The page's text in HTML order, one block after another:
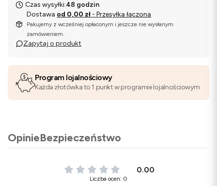
Czas wysyłki:48 godzin
Dostawa od 0,00 zł - Przesyłka łączona
Pakujemy z wcześniej opłaconym i jeszcze nie wysłanym
zamówieniem.
Zapytaj o produkt
Program lojalnościowy
Każda złotówka to 1 punkt w programie lojalnościowym
OpinieBezpieczeństwo
0.00
Liczba ocen: 0